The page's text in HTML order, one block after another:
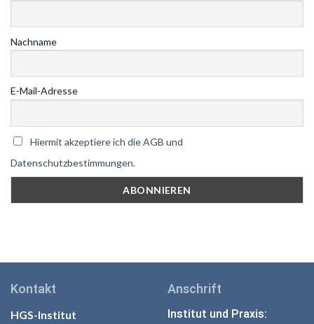
Nachname
E-Mail-Adresse
Hiermit akzeptiere ich die AGB und
Datenschutzbestimmungen.
Kontakt
HGS-Institut
Anschrift
Institut und Praxis: